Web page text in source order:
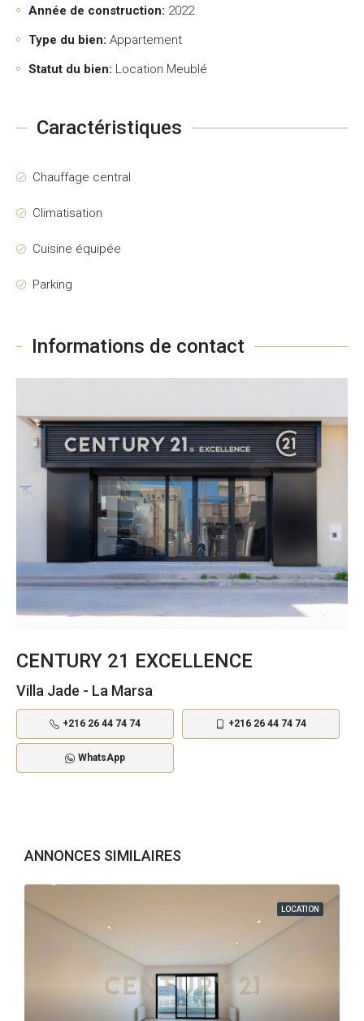
Année de construction: 2022
Type du bien: Appartement
Statut du bien: Location Meublé
Caractéristiques
Chauffage central
Climatisation
Cuisine équipée
Parking
Informations de contact
CENTURY 21 EXCELLENCE
Villa Jade - La Marsa
+216 26 44 74 74 +216 26 44 74 74
WhatsApp
ANNONCES SIMILAIRES
LOCATION